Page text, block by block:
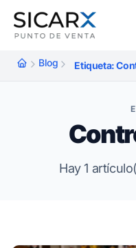
Blog Etiqueta:
Hay 1